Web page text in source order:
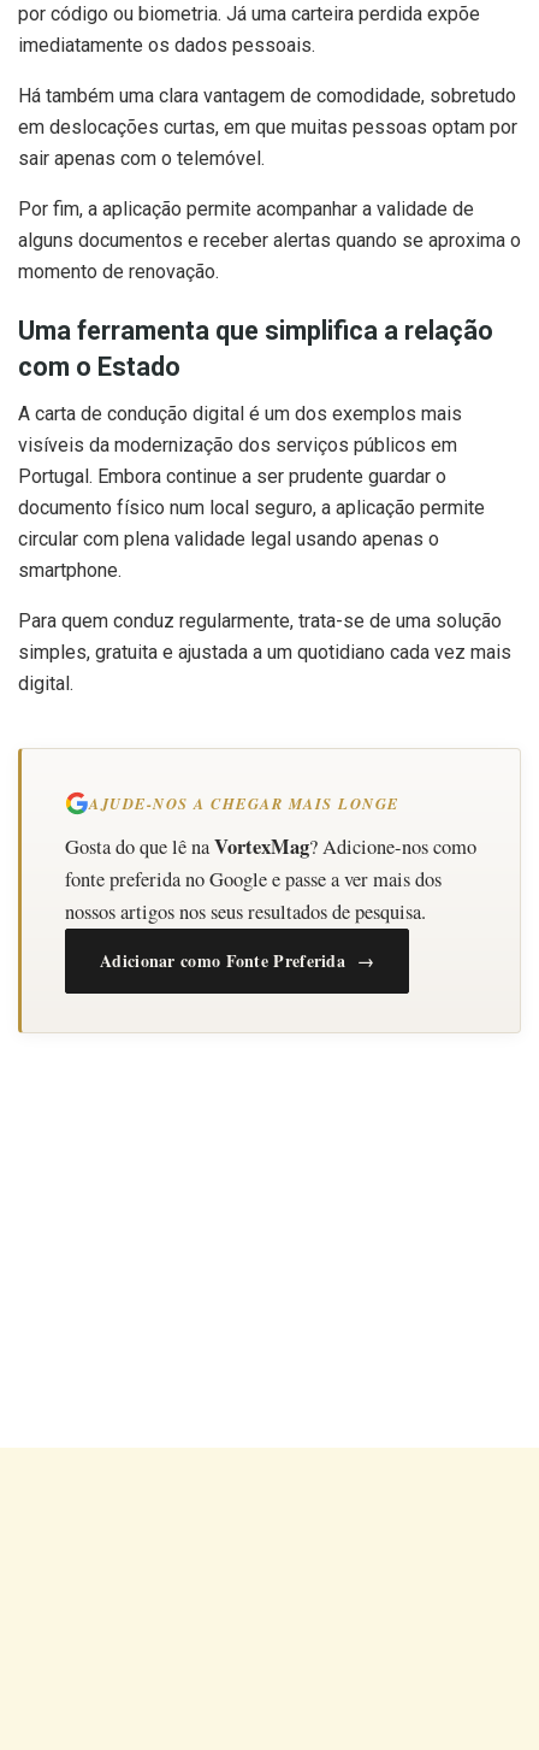
por código ou biometria. Já uma carteira perdida expõe
imediatamente os dados pessoais.
Há também uma clara vantagem de comodidade, sobretudo
em deslocações curtas, em que muitas pessoas optam por
sair apenas com o telemóvel.
Por fim, a aplicação permite acompanhar a validade de
alguns documentos e receber alertas quando se aproxima o
momento de renovação.
Uma ferramenta que simplifica a relação
com o Estado
A carta de condução digital é um dos exemplos mais
visíveis da modernização dos serviços públicos em
Portugal. Embora continue a ser prudente guardar o
documento físico num local seguro, a aplicação permite
circular com plena validade legal usando apenas o
smartphone.
Para quem conduz regularmente, trata-se de uma solução
simples, gratuita e ajustada a um quotidiano cada vez mais
digital.
AJUDE-NOS A CHEGAR MAIS LONGE
Gosta do que lê naVortexMag? Adicione-nos como
fonte preferida no Google e passe a ver mais dos
nossos artigos nos seus resultados de pesquisa.
Adicionar como Fonte Preferida →